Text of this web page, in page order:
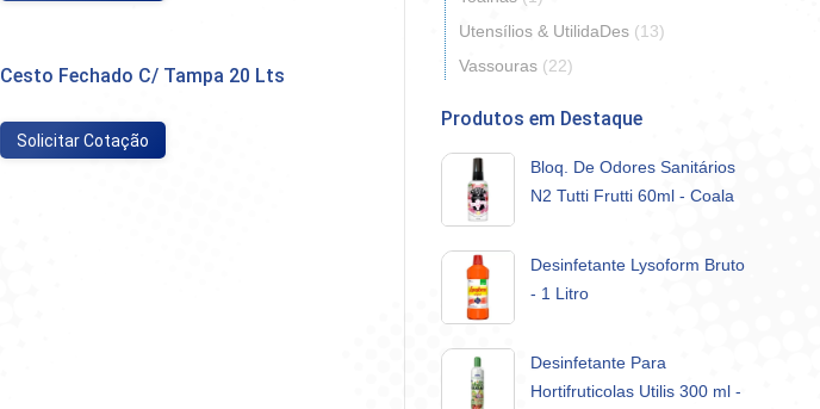
Cesto Fechado C/ Tampa 20 Lts
Solicitar Cotação
Utensílios & UtilidaDes (13)
Vassouras (22)
Produtos em Destaque
Bloq. De Odores Sanitários
N2 Tutti Frutti 60ml - Coala
Desinfetante Lysoform Bruto
- 1 Litro
Desinfetante Para
Hortifruticolas Utilis 300 ml -